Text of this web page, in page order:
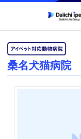
桑名犬猫病院